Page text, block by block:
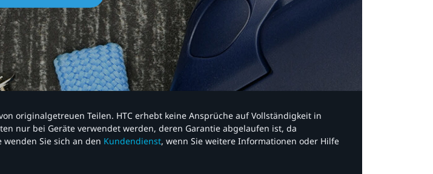
originalgetreuen Teilen. HTC erhebt keine Ansprüche auf Vollständigkeit in
nur bei Geräte verwendet werden, deren Garantie abgelaufen ist, da
Sie sich an den Kundendienst, wenn Sie weitere Informationen oder Hilfe